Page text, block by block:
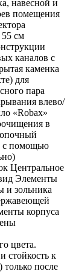
навесной и
помещения
см
каналов с
каменка
для
пара
влево/
«Robax»
в
с помощью
Центральное
Элементы
и зольника
корпуса
цвета.
стойкость к
после